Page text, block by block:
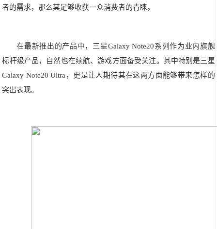
者的需求，那么其足够收获一众消费者的青睐。
在最新推出的产品中，三星Galaxy Note20系列作为业内旗舰
标杆级产品，自然也在续航、游戏方面备受关注。其中特别是三星
Galaxy Note20 Ultra，更是让人期待其在这两方面能够带来怎样的
突出表现。